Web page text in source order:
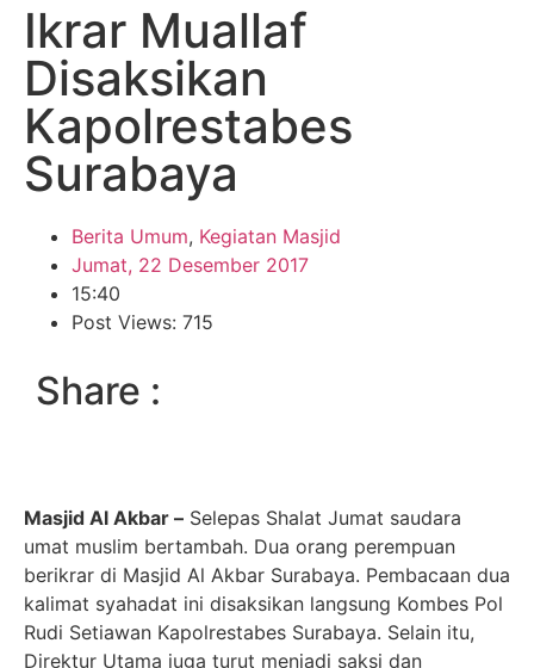
Ikrar Muallaf
Disaksikan
Kapolrestabes
Surabaya
Berita Umum, Kegiatan Masjid
Jumat, 22 Desember 2017
15:40
Post Views: 715
Share :
Masjid Al Akbar – Selepas Shalat Jumat saudara
umat muslim bertambah. Dua orang perempuan
berikrar di Masjid Al Akbar Surabaya. Pembacaan dua
kalimat syahadat ini disaksikan langsung Kombes Pol
Rudi Setiawan Kapolrestabes Surabaya. Selain itu,
Direktur Utama juga turut menjadi saksi dan